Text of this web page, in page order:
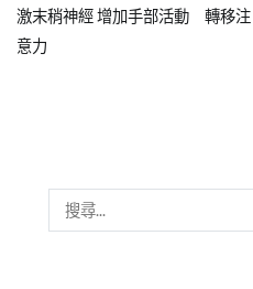
激末稍神經 增加手部活動 轉移注
意力